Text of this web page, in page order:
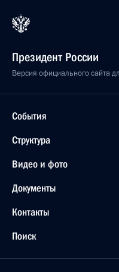
Президент России
Версия официального сайта
События
Структура
Видео и фото
Документы
Контакты
Поиск